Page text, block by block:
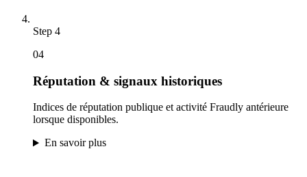
Step 4
04
Réputation & signaux historiques
Indices de réputation publique et activité Fraudly antérieure
lorsque disponibles.
En savoir plus